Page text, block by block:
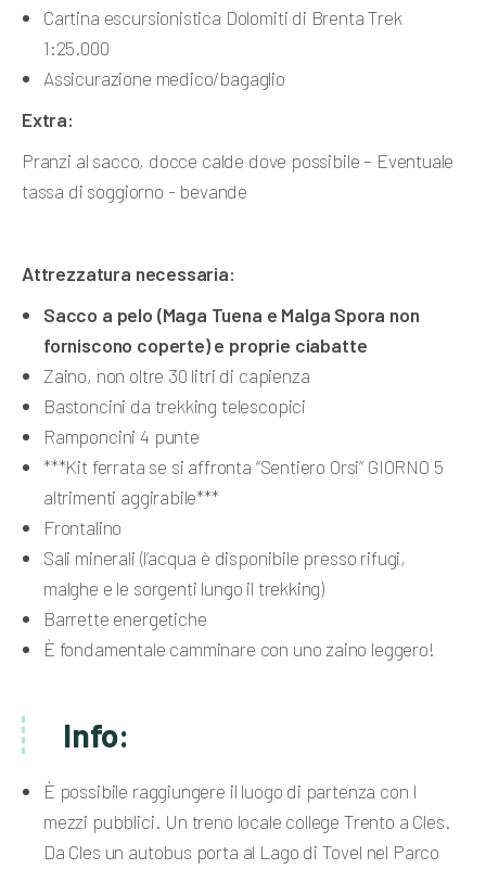
Cartina escursionistica Dolomiti di Brenta Trek
1:25.000
Assicurazione medico/bagaglio
Extra:
Pranzi al sacco, docce calde dove possibile – Eventuale
tassa di soggiorno - bevande
Attrezzatura necessaria:
Sacco a pelo (Maga Tuena e Malga Spora non
forniscono coperte) e proprie ciabatte
Zaino, non oltre 30 litri di capienza
Bastoncini da trekking telescopici
Ramponcini 4 punte
***Kit ferrata se si affronta “Sentiero Orsi” GIORNO 5
altrimenti aggirabile***
Frontalino
Sali minerali (l’acqua è disponibile presso rifugi,
malghe e le sorgenti lungo il trekking)
Barrette energetiche
È fondamentale camminare con uno zaino leggero!
Info:
È possibile raggiungere il luogo di partenza con I
mezzi pubblici. Un treno locale college Trento a Cles.
Da Cles un autobus porta al Lago di Tovel nel Parco